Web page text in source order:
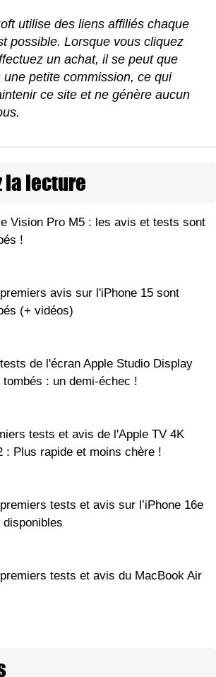
utilise des liens affiliés chaque
possible. Lorsque vous cliquez
un achat, il se peut que
une petite commission, ce qui
ce site et ne génère aucun
la lecture
Vision Pro M5 : les avis et tests sont
!
avis sur l'iPhone 15 sont
(+ vidéos)
de l'écran Apple Studio Display
tombés : un demi-échec !
tests et avis de l'Apple TV 4K
: Plus rapide et moins chère !
tests et avis sur l’iPhone 16e
disponibles
tests et avis du MacBook Air